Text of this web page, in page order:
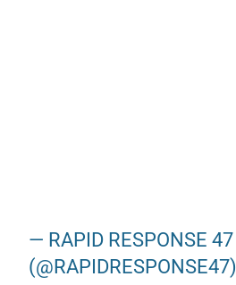
— RAPID RESPONSE 47
(@RAPIDRESPONSE47)